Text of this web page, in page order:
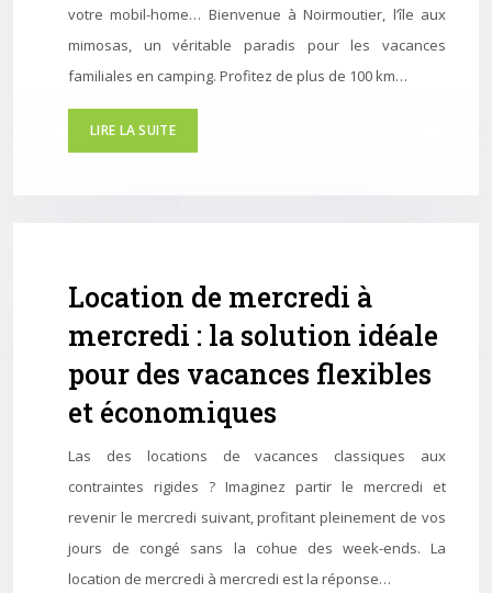
votre mobil-home… Bienvenue à Noirmoutier, l’île aux
mimosas, un véritable paradis pour les vacances
familiales en camping. Profitez de plus de 100 km…
LIRE LA SUITE
Location de mercredi à
mercredi : la solution idéale
pour des vacances flexibles
et économiques
Las des locations de vacances classiques aux
contraintes rigides ? Imaginez partir le mercredi et
revenir le mercredi suivant, profitant pleinement de vos
jours de congé sans la cohue des week-ends. La
location de mercredi à mercredi est la réponse…